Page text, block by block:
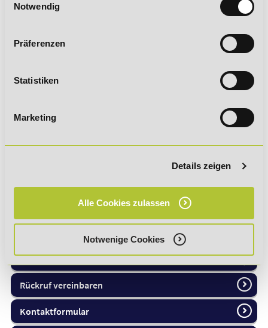
Notwendig
Präferenzen
Statistiken
Marketing
Details zeigen
Alle Cookies zulassen
Notwenige Cookies
Starte noch heute deine IHK-
Geprüfter Wirtschaftsfachwirt
(IHK) mit Bildungsgutschein
Anruf aus dem Ausland
Rückruf vereinbaren
Kontaktformular